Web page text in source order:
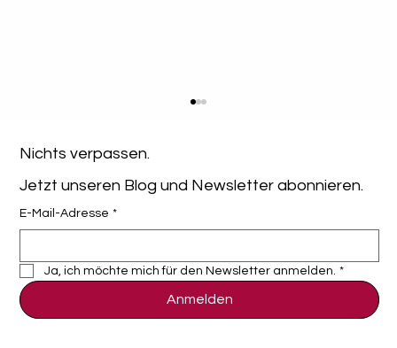
VMware Workspace ONE Alternative:
Warum jetzt der richtige Zeitpunkt für
Jetzt unseren Blog und Newsletter abonnieren.
E-Mail-Adresse *
Ja, ich möchte mich für den Newsletter anmelden. *
Anmelden